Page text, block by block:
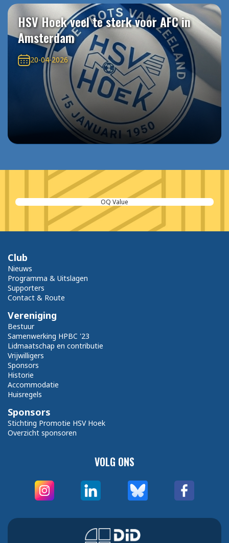
HSV Hoek veel te sterk voor AFC in
Amsterdam
20-04-2026
OQ Value
VOLG ONS
Club
Nieuws
Programma & Uitslagen
Supporters
Contact & Route
Vereniging
Bestuur
Samenwerking HPBC '23
Lidmaatschap en contributie
Vrijwilligers
Sponsors
Historie
Accommodatie
Huisregels
Sponsors
Stichting Promotie HSV Hoek
Overzicht sponsoren